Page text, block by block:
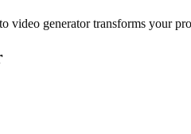
video generator transforms your